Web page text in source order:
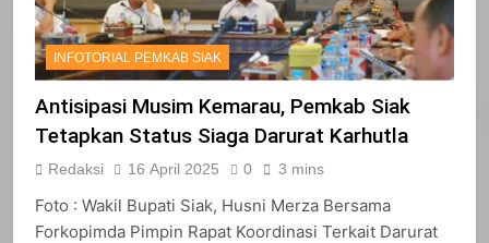
INFOTORIAL PEMKAB SIAK
Antisipasi Musim Kemarau, Pemkab Siak
Tetapkan Status Siaga Darurat Karhutla
Redaksi 16 April 2025 0 3 mins
Foto : Wakil Bupati Siak, Husni Merza Bersama
Forkopimda Pimpin Rapat Koordinasi Terkait Darurat